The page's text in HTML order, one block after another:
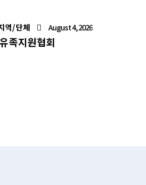
역/단체 August 4, 2026
족지원협회